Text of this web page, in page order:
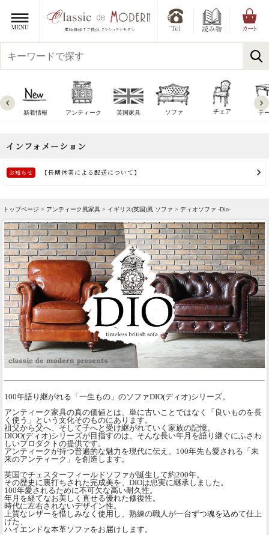
新着情報 アンティーク 英国家具 ソファ チェア テ
トップページ > アンティーク風家具 > イギリス(英国)風 ソファ > ディオソファ -Dio-
100年語り継がれる「一生もの」のソファDIO(ディオ)シリーズ。
アンティーク家具の真の価値とは、単に古いことではなく「良いものを長
く使う」という文化そのものにあります。
祖父から父へ、そして子へと受け継がれていく家族の記憶。
DIOO(ディオ)シリーズが目指すのは、そんな長い年月を語り継ぐにふさわ
しいプロダクトの提供です。
アンティークが持つ普遍的な魅力を現代に伝え、100年先も愛される「未
来のアンティーク」を創造します。
英国でチェスターフィールドソファが誕生して約200年。
その歴史に裏打ちされた完成美を、DIOは忠実に継承しました。
100年愛されるために不可欠な高い耐久性。
年月を経てなお美しく直せる優れた修復性。
時代に左右されないデザイン性。
上質なレザーを惜しみなく使用し、熟練の職人が一台ずつ魂を込めて仕上
げた、
ハイエンドな本革ソファをお届けします。